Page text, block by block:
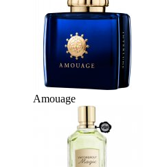
Amouage